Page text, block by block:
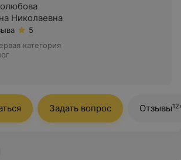
Николаевна
5
категория
Задать вопрос Отзывы